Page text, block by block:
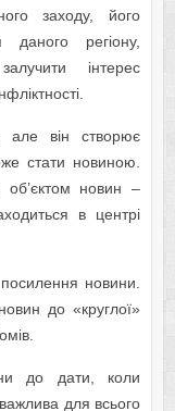
заходу, його
даного регіону,
інтерес
але він створює
стати новиною.
об’єктом новин –
в центрі
новини.
до «круглої»
до дати, коли
для всього